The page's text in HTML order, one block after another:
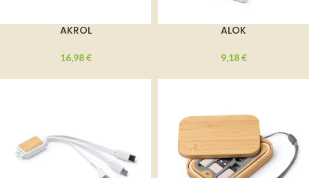
AKROL
16,98€
ALOK
9,18€